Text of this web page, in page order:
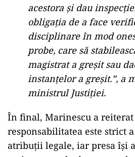
acestora și dau
obligația de a face
disciplinare în mod
probe, care să
magistrat a greșit sau
instanțelor a greșit.”, a
ministrul Justiției.
În final, Marinescu a reiterat
responsabilitatea este strict
atribuții legale, iar presa își